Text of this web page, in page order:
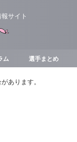
サイト
ム 選手まとめ
あります。